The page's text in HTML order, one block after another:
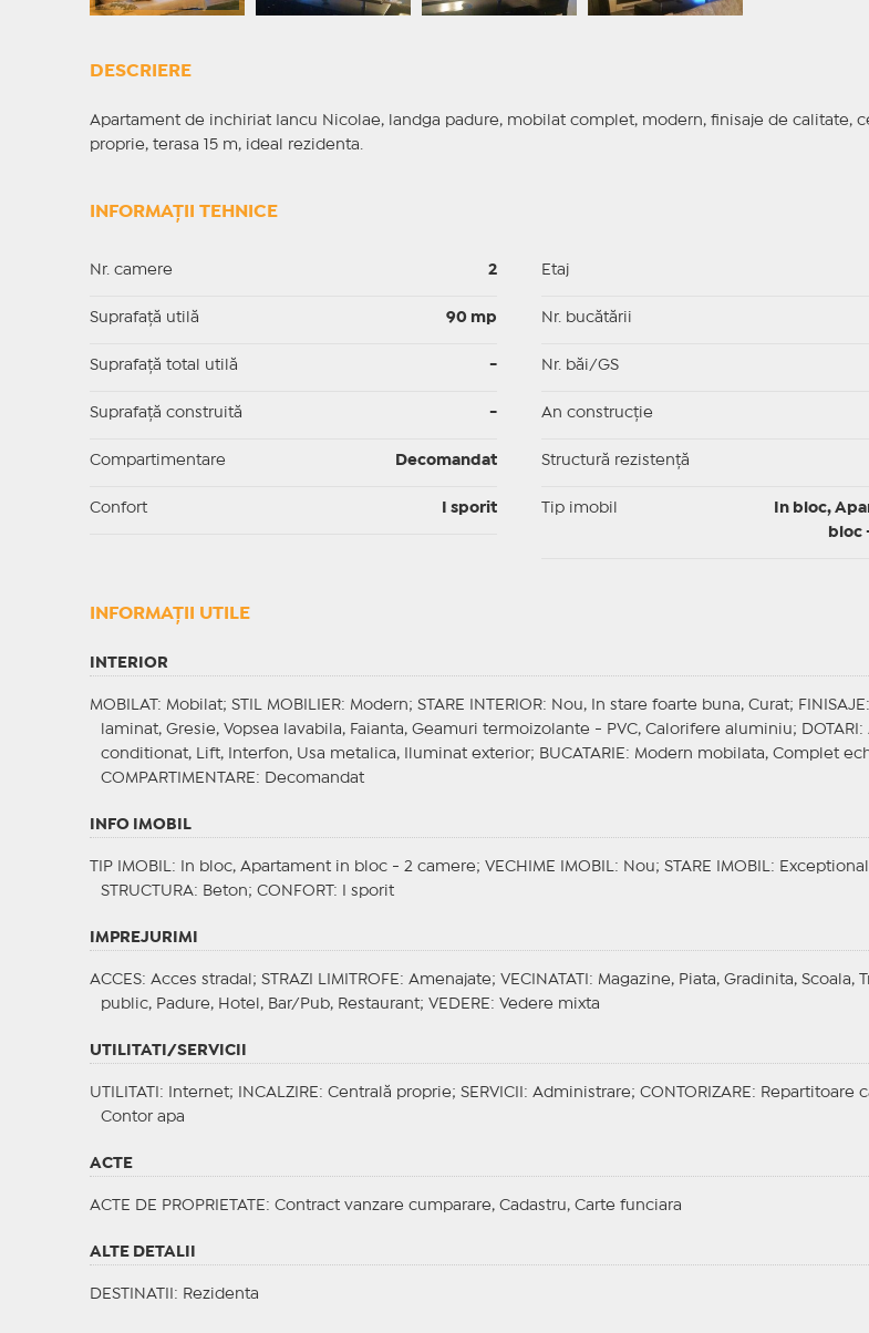
DESCRIERE
Apartament de inchiriat Iancu Nicolae, landga padure, mobilat complet, modern, finisaje de calitate,
proprie, terasa 15 m, ideal rezidenta.
INFORMAȚII TEHNICE
Nr. camere 2
Suprafaţă utilă 90 mp
Suprafaţă total utilă -
Suprafaţă construită -
Compartimentare Decomandat
Confort I sporit
Etaj
Nr. bucătării
Nr. băi/GS
An construcție
Structură rezistență
Tip imobil
In bloc,
bloc
INFORMAŢII UTILE
INTERIOR
MOBILAT : Mobilat; STIL MOBILIER: Modern; STARE INTERIOR: Nou, In stare foarte buna, Curat; FINISAJE
laminat, Gresie, Vopsea lavabila, Faianta, Geamuri termoizolante - PVC, Calorifere aluminiu;
DOTARI :
conditionat, Lift, Interfon, Usa metalica, Iluminat exterior; BUCATARIE : Modern mobilata, Complet
COMPARTIMENTARE : Decomandat
INFO IMOBIL
TIP IMOBIL : In bloc, Apartament in bloc - 2 camere; VECHIME IMOBIL : Nou; STARE IMOBIL
:
STRUCTURA: Beton; CONFORT : I sporit
IMPREJURIMI
ACCES: Acces stradal; STRAZI LIMITROFE : Amenajate; VECINATATI
: Magazine, Piata, Gradinita, Scoala,
public, Padure, Hotel, Bar/Pub, Restaurant; VEDERE : Vedere mixta
UTILITATI/SERVICII
UTILITATI : Internet; INCALZIRE : Centrală proprie; SERVICII : Administrare; CONTORIZARE : Repartitoare
Contor apa
ACTE
ACTE DE PROPRIETATE : Contract vanzare cumparare, Cadastru, Carte funciara
ALTE DETALII
DESTINATII : Rezidenta